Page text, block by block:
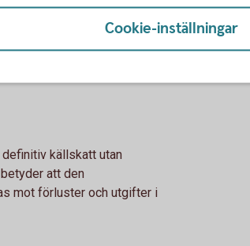
utgifter i kapital
källskatt utan
att den
mot förluster och utgifter i
Cookie-inställningar